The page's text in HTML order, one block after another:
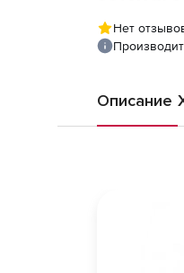
Нет
Описание